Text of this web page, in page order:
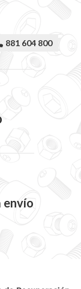
881 604 800
envío